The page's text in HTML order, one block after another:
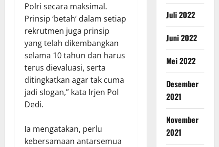
Polri secara maksimal.
Prinsip ‘betah’ dalam setiap
rekrutmen juga prinsip
yang telah dikembangkan
selama 10 tahun dan harus
terus dievaluasi, serta
ditingkatkan agar tak cuma
jadi slogan,” kata Irjen Pol
Dedi.
Ia mengatakan, perlu
kebersamaan antarsemua
Juli 2022
Juni 2022
Mei 2022
Desember
2021
November
2021